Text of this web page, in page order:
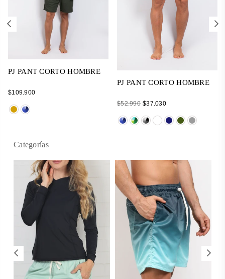
PJ PANT CORTO HOMBRE
Regular
$109.900
PJ PANT CORTO HOMBRE
Regular
$52.990 $37.030
Categorías